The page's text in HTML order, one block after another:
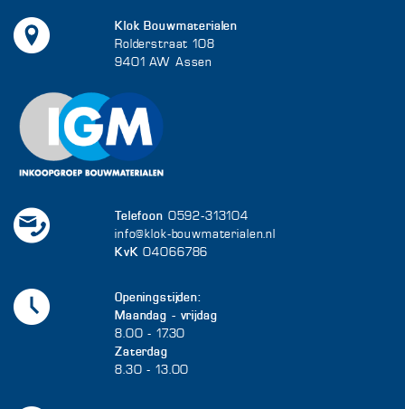
Klok Bouwmaterialen
Rolderstraat 108
9401 AW Assen
Telefoon 0592-313104
info@klok-bouwmaterialen.nl
KvK 04066786
Openingstijden:
Maandag - vrijdag
8.00 - 17.30
Zaterdag
8.30 - 13.00